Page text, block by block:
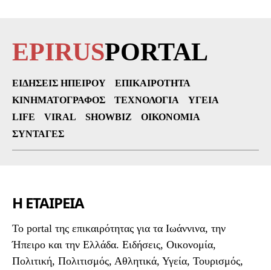
EPIRUSPORTAL
ΕΙΔΉΣΕΙΣ ΗΠΕΊΡΟΥ
ΕΠΙΚΑΙΡΌΤΗΤΑ
ΚΙΝΗΜΑΤΟΓΡΆΦΟΣ
ΤΕΧΝΟΛΟΓΊΑ
ΥΓΕΊΑ
LIFE
VIRAL SHOWBIZ
ΟΙΚΟΝΟΜΊΑ
ΣΥΝΤΑΓΈΣ
Η ΕΤΑΙΡΕΙΑ
To portal της επικαιρότητας για τα Ιωάννινα, την
Ήπειρο και την Ελλάδα. Ειδήσεις, Οικονομία,
Πολιτική, Πολιτισμός, Αθλητικά, Υγεία, Τουρισμός,